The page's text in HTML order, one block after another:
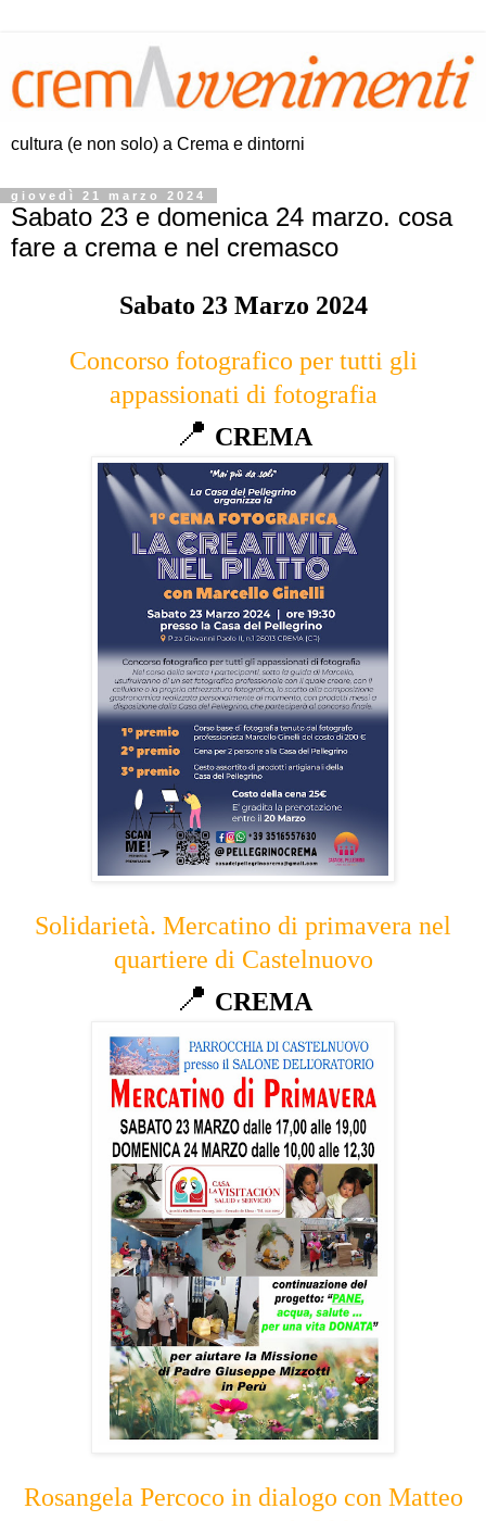
cultura (e non solo) a Crema e dintorni
giovedì 21 marzo 2024
Sabato 23 e domenica 24 marzo. cosa
fare a crema e nel cremasco
Sabato 23 Marzo 2024
Concorso fotografico per tutti gli
appassionati di fotografia
📍 CREMA
Solidarietà. Mercatino di primavera nel
quartiere di Castelnuovo
📍 CREMA
Rosangela Percoco in dialogo con Matteo